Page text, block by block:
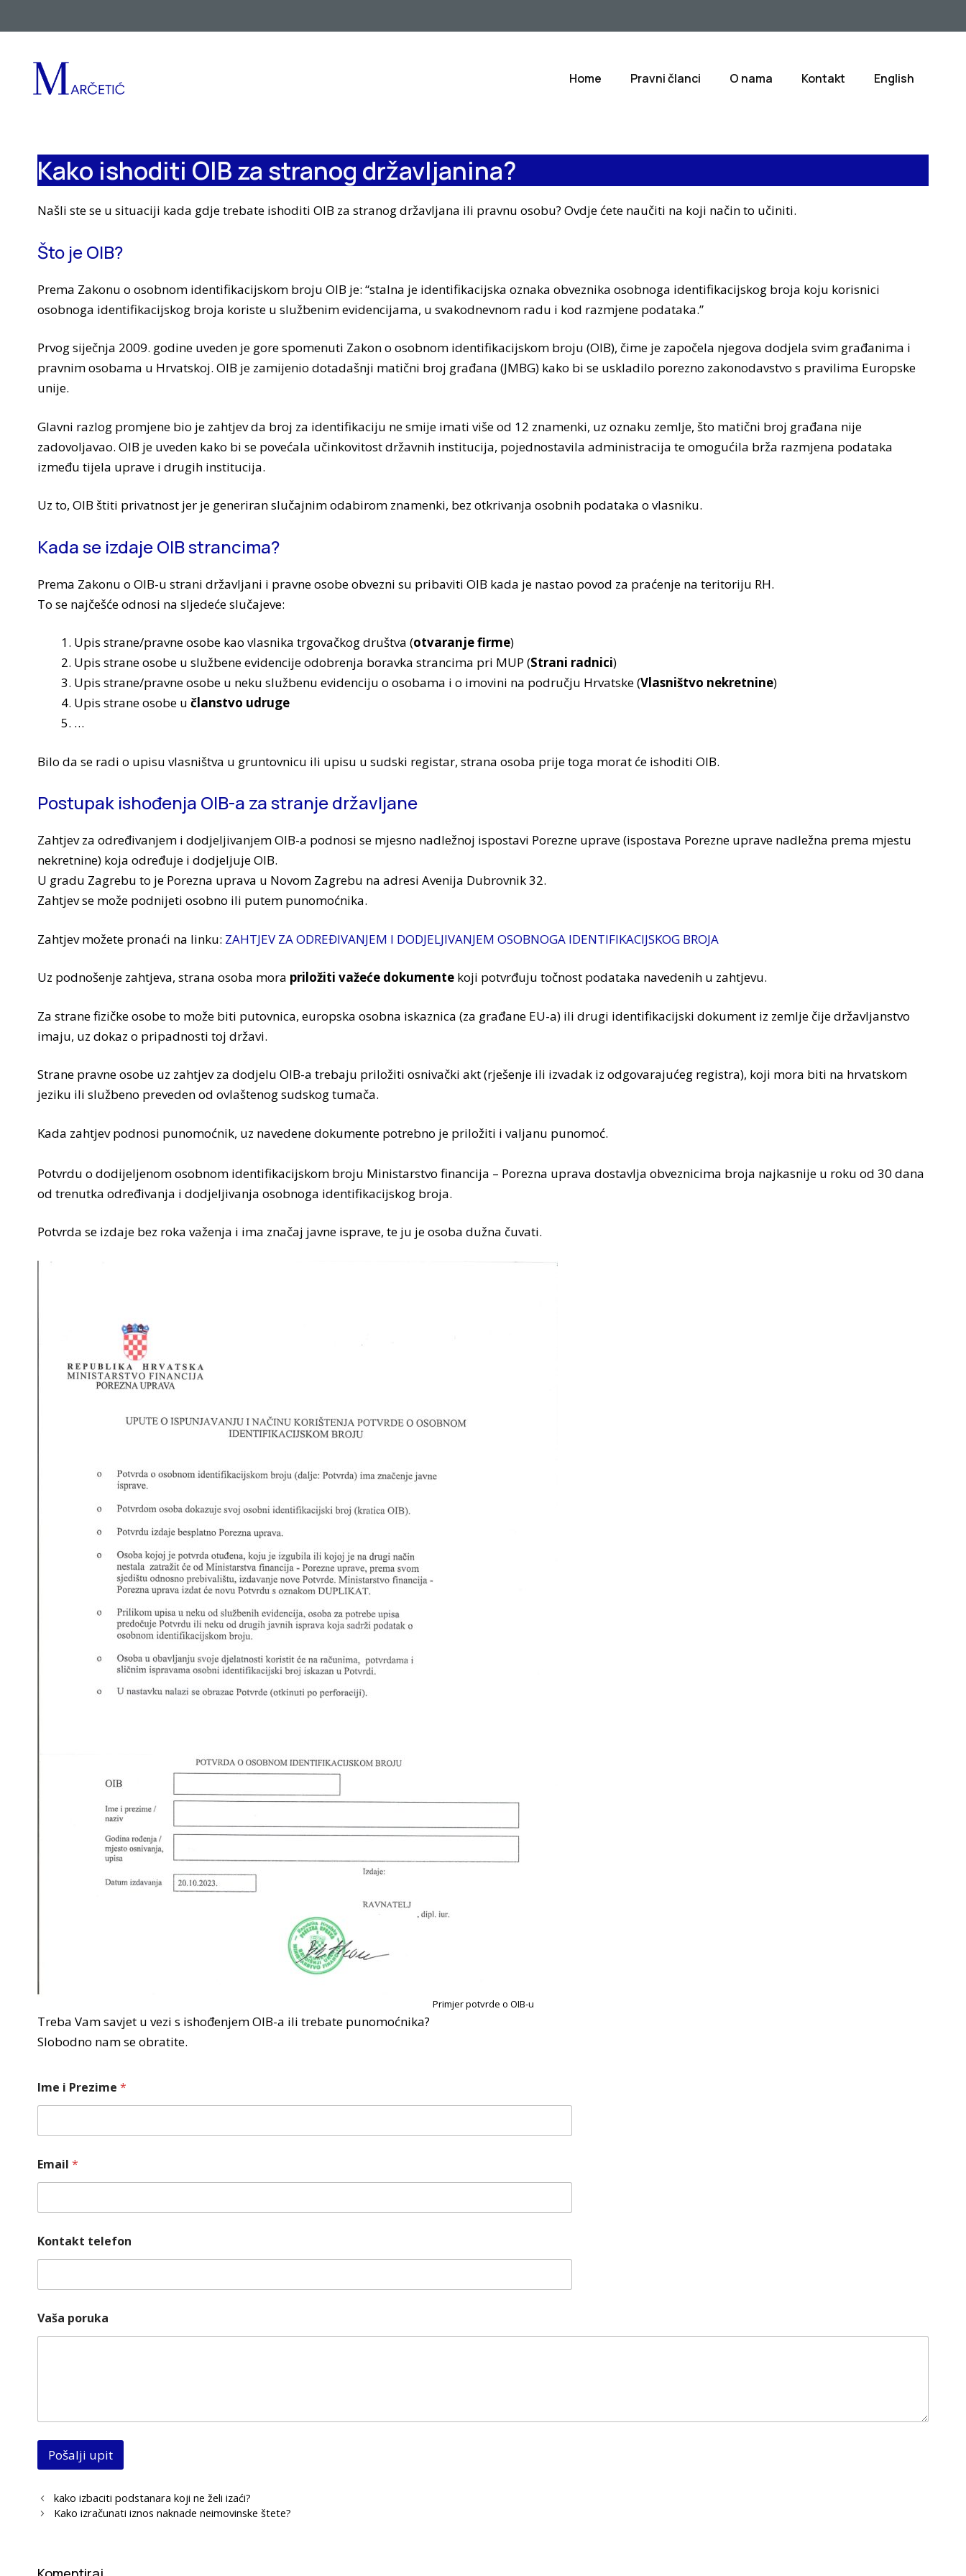
na
Home Pravni članci O nama Kontakt English
Kako ishoditi OIB za stranog državljanina?
Našli ste se u situaciji kada gdje trebate ishoditi OIB za stranog državljana ili pravnu osobu? Ovdje ćete naučiti na koji način to učiniti.
Što je OIB?
Prema Zakonu o osobnom identifikacijskom broju OIB je: “stalna je identifikacijska oznaka obveznika osobnoga identifikacijskog broja koju korisnici
osobnoga identifikacijskog broja koriste u službenim evidencijama, u svakodnevnom radu i kod razmjene podataka.”
Prvog siječnja 2009. godine uveden je gore spomenuti Zakon o osobnom identifikacijskom broju (OIB), čime je započela njegova dodjela svim građanima i
pravnim osobama u Hrvatskoj. OIB je zamijenio dotadašnji matični broj građana (JMBG) kako bi se uskladilo porezno zakonodavstvo s pravilima Europske
unije.
Glavni razlog promjene bio je zahtjev da broj za identifikaciju ne smije imati više od 12 znamenki, uz oznaku zemlje, što matični broj građana nije
zadovoljavao. OIB je uveden kako bi se povećala učinkovitost državnih institucija, pojednostavila administracija te omogućila brža razmjena podataka
između tijela uprave i drugih institucija.
Uz to, OIB štiti privatnost jer je generiran slučajnim odabirom znamenki, bez otkrivanja osobnih podataka o vlasniku.
Kada se izdaje OIB strancima?
Prema Zakonu o OIB-u strani državljani i pravne osobe obvezni su pribaviti OIB kada je nastao povod za praćenje na teritoriju RH.
To se najčešće odnosi na sljedeće slučajeve:
Upis strane/pravne osobe kao vlasnika trgovačkog društva (otvaranje firme)
Upis strane osobe u službene evidencije odobrenja boravka strancima pri MUP (Strani radnici)
Upis strane/pravne osobe u neku službenu evidenciju o osobama i o imovini na području Hrvatske (Vlasništvo nekretnine)
Upis strane osobe u članstvo udruge
…
Bilo da se radi o upisu vlasništva u gruntovnicu ili upisu u sudski registar, strana osoba prije toga morat će ishoditi OIB.
Postupak ishođenja OIB-a za stranje državljane
Zahtjev za određivanjem i dodjeljivanjem OIB-a podnosi se mjesno nadležnoj ispostavi Porezne uprave (ispostava Porezne uprave nadležna prema mjestu
nekretnine) koja određuje i dodjeljuje OIB.
U gradu Zagrebu to je Porezna uprava u Novom Zagrebu na adresi Avenija Dubrovnik 32.
Zahtjev se može podnijeti osobno ili putem punomoćnika.
Zahtjev možete pronaći na linku: ZAHTJEV ZA ODREĐIVANJEM I DODJELJIVANJEM OSOBNOGA IDENTIFIKACIJSKOG BROJA
Uz podnošenje zahtjeva, strana osoba mora priložiti važeće dokumente koji potvrđuju točnost podataka navedenih u zahtjevu.
Za strane fizičke osobe to može biti putovnica, europska osobna iskaznica (za građane EU-a) ili drugi identifikacijski dokument iz zemlje čije državljanstvo
imaju, uz dokaz o pripadnosti toj državi.
Strane pravne osobe uz zahtjev za dodjelu OIB-a trebaju priložiti osnivački akt (rješenje ili izvadak iz odgovarajućeg registra), koji mora biti na hrvatskom
jeziku ili službeno preveden od ovlaštenog sudskog tumača.
Kada zahtjev podnosi punomoćnik, uz navedene dokumente potrebno je priložiti i valjanu punomoć.
Potvrdu o dodijeljenom osobnom identifikacijskom broju Ministarstvo financija – Porezna uprava dostavlja obveznicima broja najkasnije u roku od 30 dana
od trenutka određivanja i dodjeljivanja osobnoga identifikacijskog broja.
Potvrda se izdaje bez roka važenja i ima značaj javne isprave, te ju je osoba dužna čuvati.
Primjer potvrde o OIB-u
Treba Vam savjet u vezi s ishođenjem OIB-a ili trebate punomoćnika?
Slobodno nam se obratite.
Ime i Prezime *
Email *
Kontakt telefon
Vaša poruka
Pošalji upit
kako izbaciti podstanara koji ne želi izaći?
Kako izračunati iznos naknade neimovinske štete?